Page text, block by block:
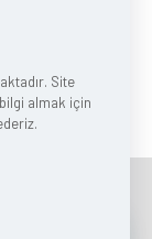
Site
almak için